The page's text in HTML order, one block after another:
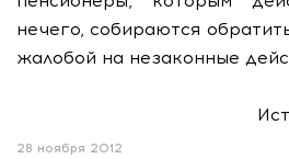
нечего, собираются
жалобой на незаконные
28 ноября 2012